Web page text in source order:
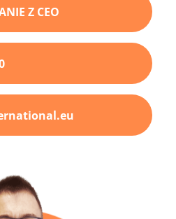
Z CEO